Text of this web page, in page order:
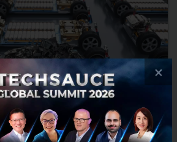
×